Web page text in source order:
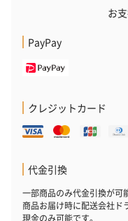
お
PayPay
クレジットカード
代金引換
一部商品のみ代金引換が可
商品お届け時に配送会社ド
現金のみ可能です。